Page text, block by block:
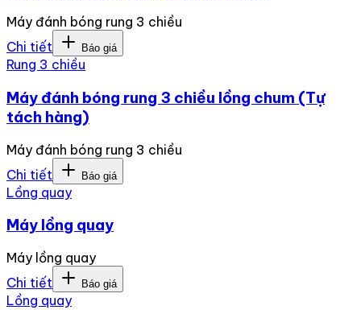
Máy đánh bóng rung 3 chiều
Chi tiết
Báo giá
Rung 3 chiều
Máy đánh bóng rung 3 chiều lồng chum (Tự
tách hàng)
Máy đánh bóng rung 3 chiều
Chi tiết
Báo giá
Lồng quay
Máy lồng quay
Máy lồng quay
Chi tiết
Báo giá
Lồng quay